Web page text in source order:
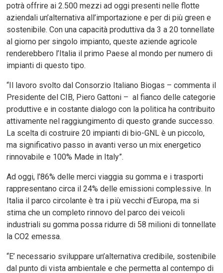
potrà offrire ai 2.500 mezzi ad oggi presenti nelle flotte
aziendali un’alternativa all’importazione e per di più green e
sostenibile. Con una capacità produttiva da 3 a 20 tonnellate
al giorno per singolo impianto, queste aziende agricole
renderebbero l’Italia il primo Paese al mondo per numero di
impianti di questo tipo.
“Il lavoro svolto dal Consorzio Italiano Biogas – commenta il
Presidente del CIB, Piero Gattoni – al fianco delle categorie
produttive e in costante dialogo con la politica ha contribuito
attivamente nel raggiungimento di questo grande successo.
La scelta di costruire 20 impianti di bio-GNL è un piccolo,
ma significativo passo in avanti verso un mix energetico
rinnovabile e 100% Made in Italy”.
Ad oggi, l’86% delle merci viaggia su gomma e i trasporti
rappresentano circa il 24% delle emissioni complessive. In
Italia il parco circolante è tra i più vecchi d’Europa, ma si
stima che un completo rinnovo del parco dei veicoli
industriali su gomma possa ridurre di 58 milioni di tonnellate
la CO2 emessa.
“E’ necessario sviluppare un’alternativa credibile, sostenibile
dal punto di vista ambientale e che permetta al contempo di